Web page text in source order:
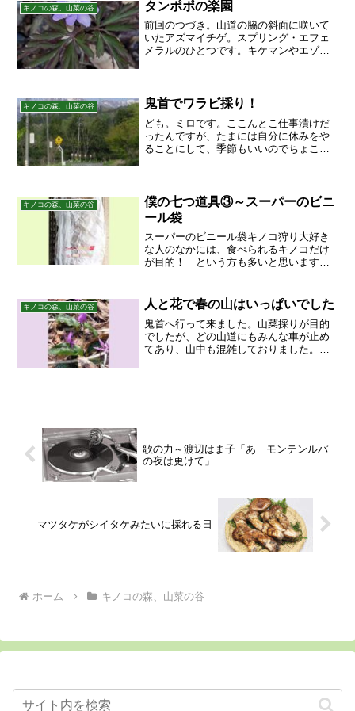
るということで、アクセス...
キノコの森、山菜の谷 タンポポの楽園
前回のつづき。山道の脇の斜面に咲いて
いたアズマイチゲ。スプリング・エフェ
メラルのひとつです。キケマンやエゾエ
ました。大樹の枝々に、な...
キノコの森、山菜の谷 鬼首でワラビ採り！
ども。ミロです。ここんとこ仕事漬けだ
ったんですが、たまには自分に休みをや
ることにして、季節もいいのでちょこっ
た山は禿かむろ岳だけ。も...
キノコの森、山菜の谷
僕の七つ道具③～スーパーのビニ
ール袋
スーパーのビニール袋キノコ狩り大好き
な人のなかには、食べられるキノコだけ
が目的！ という方も多いと思います。
か判らないのに出会ったりします。そん
なヤツに出会った時、捨て...
キノコの森、山菜の谷 人と花で春の山はいっぱいでした
鬼首へ行って来ました。山菜採りが目的
でしたが、どの山道にもみんな車が止め
てあり、山中も混雑しておりました。
歌の力～渡辺はま子「あゝモンテンルパ
の夜は更けて」
マツタケがシイタケみたいに採れる日
ホーム キノコの森、山菜の谷